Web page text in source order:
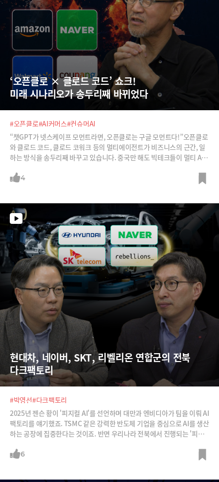
‘오픈클로 × 클로드 코드’ 쇼크!
미래 시나리오가 송두리째 바뀌었다
#오픈클로#AI커머스#컨슈머AI
“챗GPT가 넷스케이프 모먼트라면, 오픈클로는 구글 모먼트다!”오픈클로
와 클로드 코드, 클로드 코워크 등의 멀티에이전트가 비즈니스의 근간, 일
하는 방식을 송두리째 바꾸고 있습니다. 중국만 해도 빅테크들이 멀티 AI
국민적 ‘가재(오픈클로) 키우기’ 열풍도 불고 있습니다. 바이브코딩을 넘어
어떻게 바뀌고 있을까요? 한리버파트너스의 허진호 제너러파트너의 분석
과 전망을 들어봅니다.
4
현대차, 네이버, SKT, 리벨리온 연합군의 전북
다크팩토리
#박영선#다크팩토리
2025년 젠슨 황이 '피지컬 AI'를 선언하며 대만과 엔비디아가 팀을 이뤄 AI
팩토리를 얘기했죠. TSMC 같은 강력한 반도체 기업을 중심으로 AI를 생산
하는 공장에 집중한다는 것이죠. 반면 우리나라 전북에서 진행되는 '피지
운영하는 실제 제조 공장에 승부를 걸었습니다. 자동차나 반도체를 파는
6